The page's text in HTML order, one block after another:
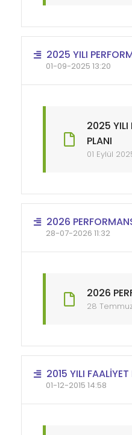
2025 YILI
01-09-2025 13:20
2025 YILI
PLANI
01 Eylül
2026
28-07-2026 11:32
2026
28
2015 YILI
01-12-2015 14:58